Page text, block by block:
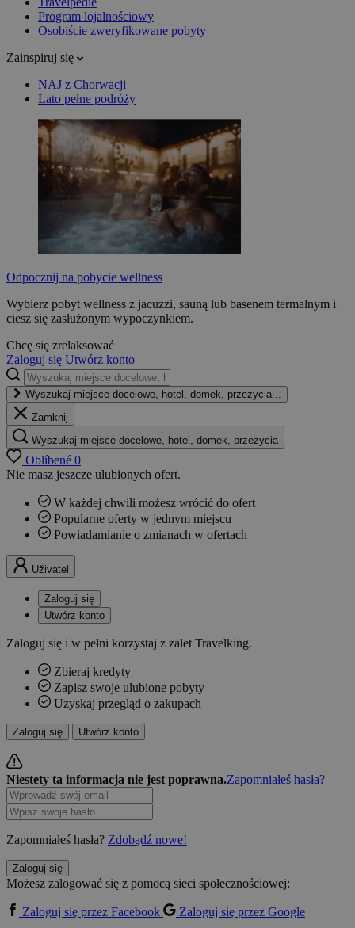
Program lojalnościowy
Osobiście zweryfikowane pobyty
Zainspiruj się
NAJ z Chorwacji
Lato pełne podróży
Odpocznij na pobycie wellness
Wybierz pobyt wellness z jacuzzi, sauną lub basenem termalnym i
ciesz się zasłużonym wypoczynkiem.
Chcę się zrelaksować
Zaloguj się Utwórz konto
Wyszukaj miejsce docelowe, hotel, domek, przeżycia...
Zamknij
Wyszukaj miejsce docelowe, hotel, domek, przeżycia
Oblíbené 0
Nie masz jeszcze ulubionych ofert.
W każdej chwili możesz wrócić do ofert
Popularne oferty w jednym miejscu
Powiadamianie o zmianach w ofertach
Uživatel
Zaloguj się
Utwórz konto
Zaloguj się i w pełni korzystaj z zalet Travelking.
Zbieraj kredyty
Zapisz swoje ulubione pobyty
Uzyskaj przegląd o zakupach
Zaloguj się Utwórz konto
Niestety ta informacja nie jest poprawna.Zapomniałeś hasła?
Zapomniałeś hasła? Zdobądź nowe!
Zaloguj się
Możesz zalogować się z pomocą sieci społecznościowej:
Zaloguj się przez Facebook
Zaloguj się przez Google